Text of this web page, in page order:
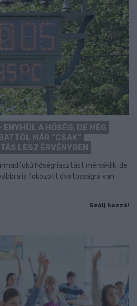
A HŐSÉG, DE MÉG
MÁR “CSAK”
LESZ ÉRVÉNYBEN
hőségriasztást mérséklik, de
is fokozott óvatosságra van
Szólj hozzá!